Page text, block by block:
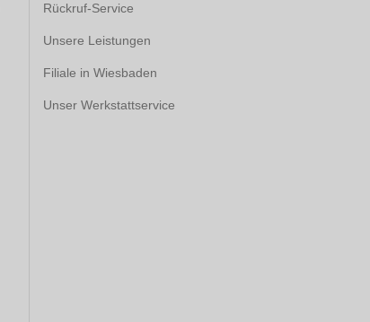
Rückruf-Service
Unsere Leistungen
Filiale in Wiesbaden
Unser Werkstattservice